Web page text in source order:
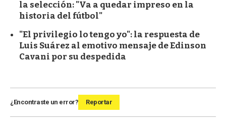
la selección: "Va a quedar impreso en la
historia del fútbol"
"El privilegio lo tengo yo": la respuesta de
Luis Suárez al emotivo mensaje de Edinson
Cavani por su despedida
¿Encontraste un error? Reportar